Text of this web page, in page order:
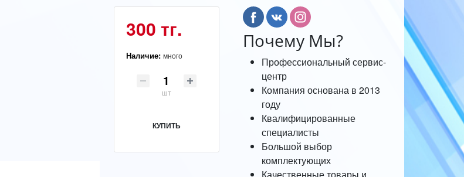
300 тг.
Наличие: много
шт
КУПИТЬ
Почему Мы?
Профессиональный сервис-
центр
Компания основана в 2013
году
Квалифицированные
специалисты
Большой выбор
комплектующих